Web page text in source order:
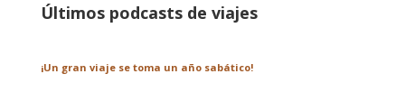
Últimos podcasts de viajes
¡Un gran viaje se toma un año sabático!